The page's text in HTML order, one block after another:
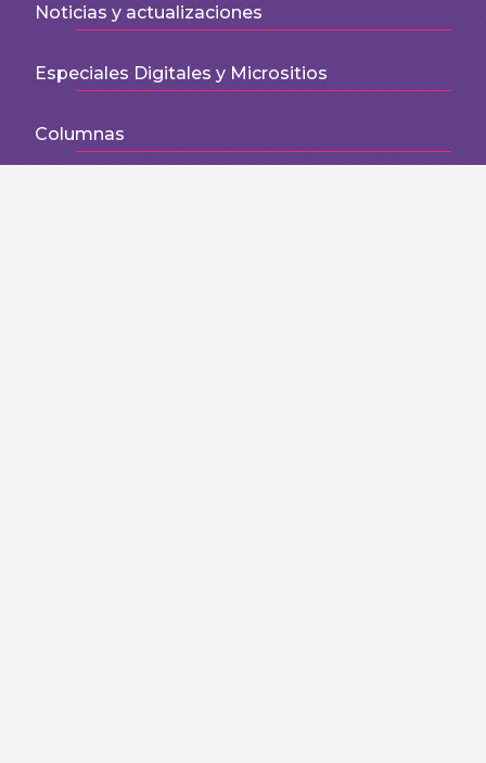
Noticias y actualizaciones
Especiales Digitales y Micrositios
Columnas